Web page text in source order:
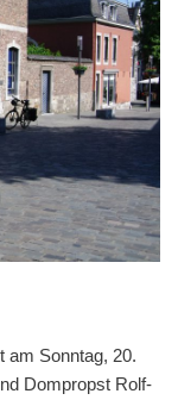
am Sonntag, 20.
Dompropst Rolf-